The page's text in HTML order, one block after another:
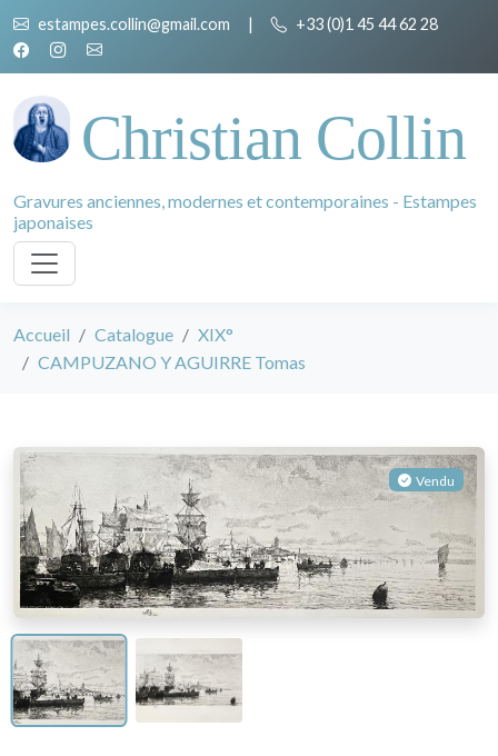
estampes.collin@gmail.com | +33 (0)1 45 44 62 28
Christian Collin
Gravures anciennes, modernes et contemporaines - Estampes
japonaises
Accueil Catalogue
XIX°
CAMPUZANO Y AGUIRRE Tomas
Vendu